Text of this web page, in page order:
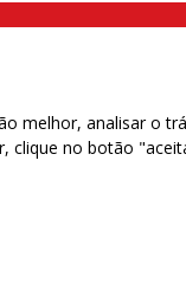
(11) 2108 9200 - Fax
Associados | 25.831.443
melhor, analisar o
clique no botão